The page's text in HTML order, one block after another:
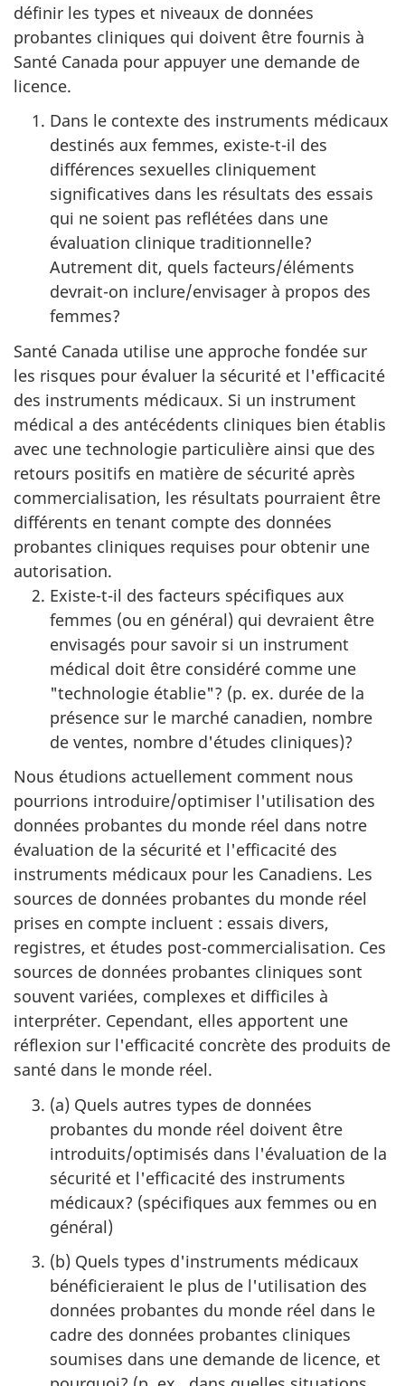
définir les types et niveaux de données
probantes cliniques qui doivent être fournis à
Santé Canada pour appuyer une demande de
licence.
Dans le contexte des instruments médicaux
destinés aux femmes, existe-t-il des
différences sexuelles cliniquement
significatives dans les résultats des essais
qui ne soient pas reflétées dans une
évaluation clinique traditionnelle?
Autrement dit, quels facteurs/éléments
devrait-on inclure/envisager à propos des
femmes?
Santé Canada utilise une approche fondée sur
les risques pour évaluer la sécurité et l'efficacité
des instruments médicaux. Si un instrument
médical a des antécédents cliniques bien établis
avec une technologie particulière ainsi que des
retours positifs en matière de sécurité après
commercialisation, les résultats pourraient être
différents en tenant compte des données
probantes cliniques requises pour obtenir une
autorisation.
Existe-t-il des facteurs spécifiques aux
femmes (ou en général) qui devraient être
envisagés pour savoir si un instrument
médical doit être considéré comme une
"technologie établie"? (p. ex. durée de la
présence sur le marché canadien, nombre
de ventes, nombre d'études cliniques)?
Nous étudions actuellement comment nous
pourrions introduire/optimiser l'utilisation des
données probantes du monde réel dans notre
évaluation de la sécurité et l'efficacité des
instruments médicaux pour les Canadiens. Les
sources de données probantes du monde réel
prises en compte incluent : essais divers,
registres, et études post-commercialisation. Ces
sources de données probantes cliniques sont
souvent variées, complexes et difficiles à
interpréter. Cependant, elles apportent une
réflexion sur l'efficacité concrète des produits de
santé dans le monde réel.
(a) Quels autres types de données
probantes du monde réel doivent être
introduits/optimisés dans l'évaluation de la
sécurité et l'efficacité des instruments
médicaux? (spécifiques aux femmes ou en
général)
(b) Quels types d'instruments médicaux
bénéficieraient le plus de l'utilisation des
données probantes du monde réel dans le
cadre des données probantes cliniques
soumises dans une demande de licence, et